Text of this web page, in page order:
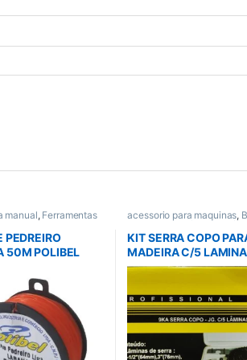
manual, Ferramentas
PEDREIRO
50M POLIBEL
acessorio para maquinas,
Parafusadeira /
furadeira,Todos
KIT SERRA COPO
MADEIRA C/5
EDA